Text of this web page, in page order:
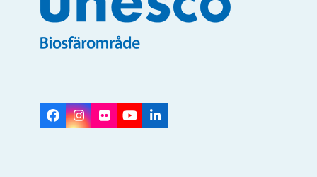
Facebook
Instagram
FlickrYouTubeLinkedIn